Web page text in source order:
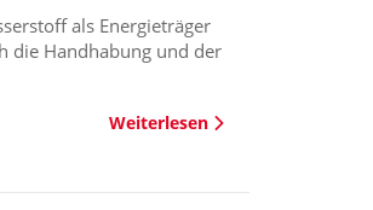
als Energieträger
die Handhabung und der
Weiterlesen